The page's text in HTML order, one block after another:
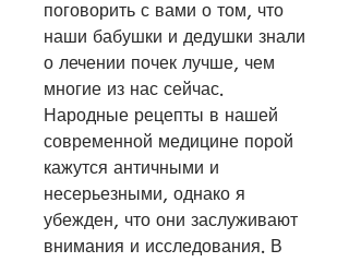
поговорить с вами о том, что
наши бабушки и дедушки знали
о лечении почек лучше, чем
многие из нас сейчас.
Народные рецепты в нашей
современной медицине порой
кажутся античными и
несерьезными, однако я
убежден, что они заслуживают
внимания и исследования. В